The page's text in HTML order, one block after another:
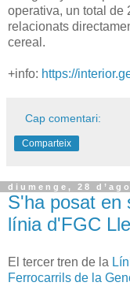
operativa, un total de
relacionats
cereal.
+info: https://
Cap comentari:
Comparteix
diumenge, 28
S'ha posat en
línia d'FGC
El tercer tren de la
Ferrocarrils de la